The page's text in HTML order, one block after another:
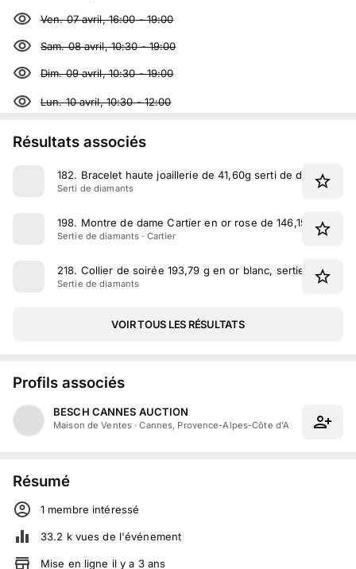
Ven. 07 avril, 16:00-19:00
Sam. 08 avril, 10:30-19:00
Dim. 09 avril, 10:30-19:00
Lun. 10 avril, 10:30-12:00
Résultats associés
182. Bracelet haute joaillerie de 41,60g serti de diamants
Serti de diamants
198. Montre de dame Cartier en or rose de 146,15 g sertie
Sertie de diamants · Cartier
218. Collier de soirée 193,79 g en or blanc, sertie de
Sertie de diamants
VOIR TOUS LES RÉSULTATS
Profils associés
BESCH CANNES AUCTION
Maison de Ventes ·Cannes, Provence-Alpes-Côte d'Azur
Résumé
1 membre intéressé
33.2 kvues de l'événement
Mise en ligne il y a 3 ans